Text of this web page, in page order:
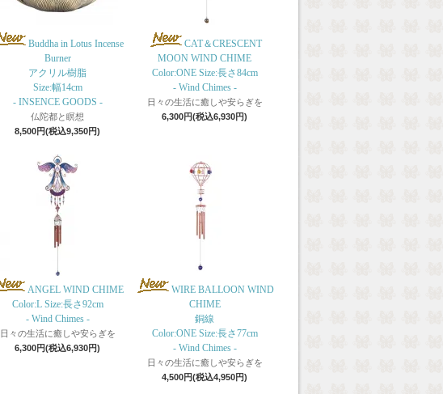
Buddha in Lotus Incense
Burner
アクリル樹脂
Size:幅14cm
- INSENCE GOODS -
仏陀都と瞑想
8,500円(税込9,350円)
CAT＆CRESCENT
MOON WIND CHIME
Color:ONE Size:長さ84cm
- Wind Chimes -
日々の生活に癒しや安らぎを
6,300円(税込6,930円)
ANGEL WIND CHIME
Color:L Size:長さ92cm
- Wind Chimes -
日々の生活に癒しや安らぎを
6,300円(税込6,930円)
WIRE BALLOON WIND
CHIME
銅線
Color:ONE Size:長さ77cm
- Wind Chimes -
日々の生活に癒しや安らぎを
4,500円(税込4,950円)